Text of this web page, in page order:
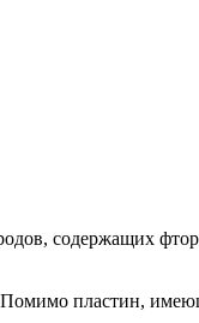
содержащих
Помимо пластин,